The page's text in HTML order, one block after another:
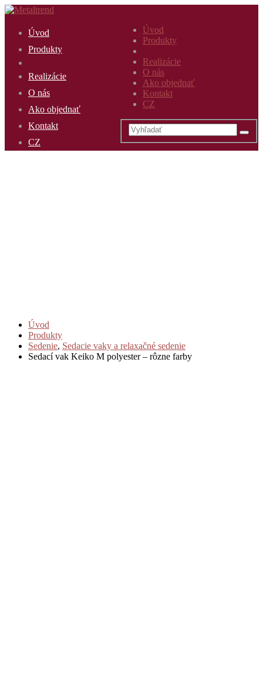
Úvod
Produkty
Realizácie
O nás
Ako objednať
Kontakt
CZ
Úvod
Produkty
Realizácie
O nás
Ako objednať
Kontakt
CZ
Úvod
Produkty
Sedenie, Sedacie vaky a relaxačné sedenie
Sedací vak Keiko M polyester – rôzne farby